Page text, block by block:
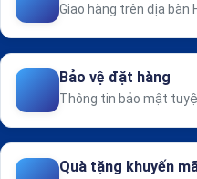
Giao hàng trên địa bàn
Bảo vệ đặt hàng
Thông tin bảo mật
Quà tặng khuyến